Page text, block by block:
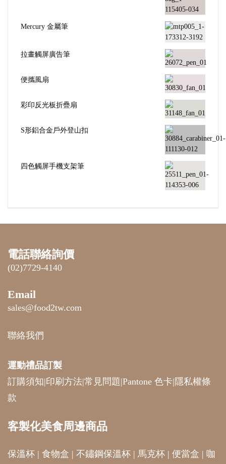
Mercury 金屬筆
拉畫觸屏廣告筆
便攜風扇
彩印反光板折疊扇
S形鋁合金戶外登山扣
四色觸屏手機支架筆
電話聯絡詢價
(02)7729-4140
Email
sales@food2tw.com
聯絡我們
運動禮品訂製
訂購須知|印刷方法|常見問題|Pantone 色卡| 隱私權條
款
客製化美食周邊商品
保溫杯 | 食物盒 | 不鏽鋼保溫杯 | 馬克杯 | 便當盒 | 咖